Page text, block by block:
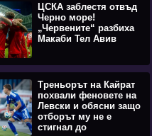
ЦСКА заблестя отвъд
Черно море!
„Червените“ разбиха
Макаби Тел Авив
Треньорът на Кайрат
похвали феновете на
Левски и обясни защо
отборът му не е
стигнал до